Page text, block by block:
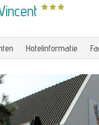
Hotelinformatie